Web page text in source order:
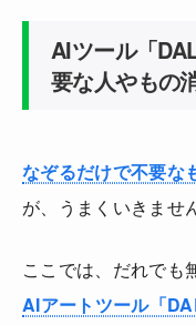
AIツール「
要な人やもの
なぞるだけで不要な
が、うまくいきません
ここでは、だれでも
AIアートツール「